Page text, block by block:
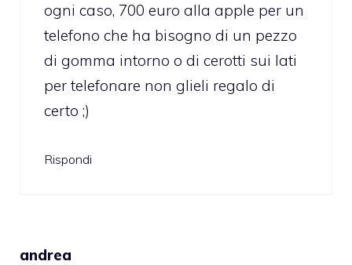
ogni caso, 700 euro alla apple per un
telefono che ha bisogno di un pezzo
di gomma intorno o di cerotti sui lati
per telefonare non glieli regalo di
certo ;)
Rispondi
andrea